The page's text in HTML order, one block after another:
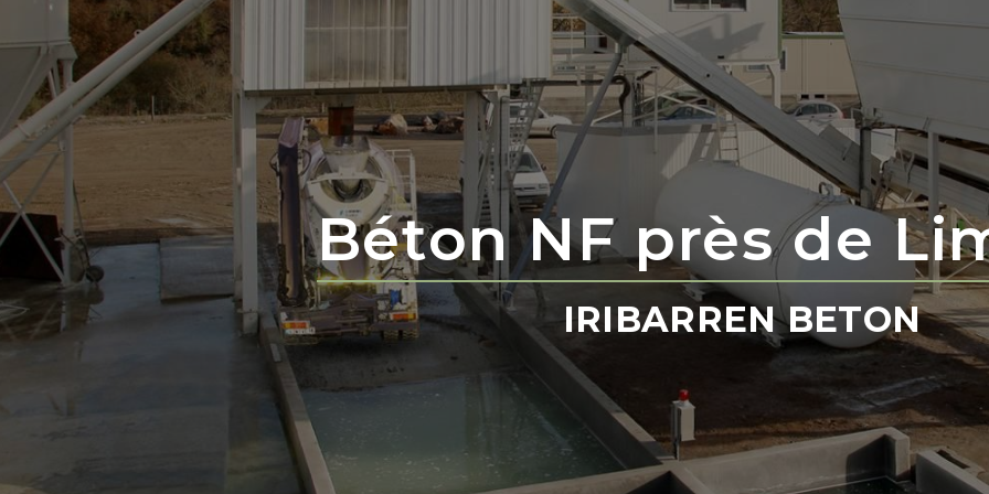
Béton NF près de
IRIBARREN BETON